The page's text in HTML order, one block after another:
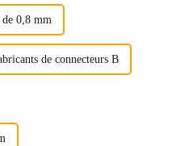
de 0,8 mm
de connecteurs B